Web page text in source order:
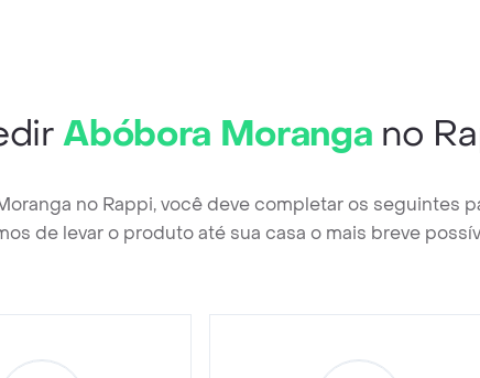
Abóbora Moranga no
no Rappi, você deve completar os seguintes
de levar o produto até sua casa o mais breve